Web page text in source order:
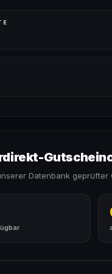
Datenbank geprüfter